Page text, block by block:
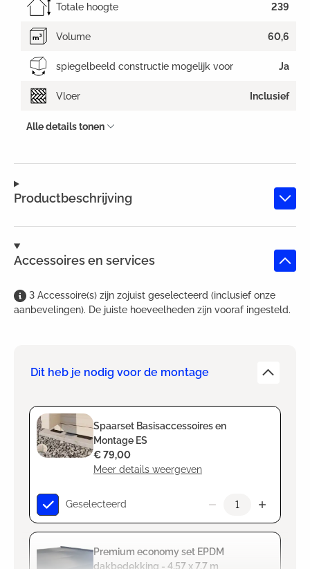
Productbeschrijving
Accessoires en services
3 Accessoire(s) zijn zojuist geselecteerd (inclusief onze
aanbevelingen). De juiste hoeveelheden zijn vooraf ingesteld.
Dit heb je nodig voor de montage
Spaarset Basisaccessoires en
Montage ES
Meer details weergeven
€ 79,00
Geselecteerd
Premium economy set EPDM
dakbedekking - 4,57 x 7,7 m
Totale hoogte 239
Volume 60,6
spiegelbeeld constructie mogelijk voor Ja
Vloer Inclusief
Alle details tonen